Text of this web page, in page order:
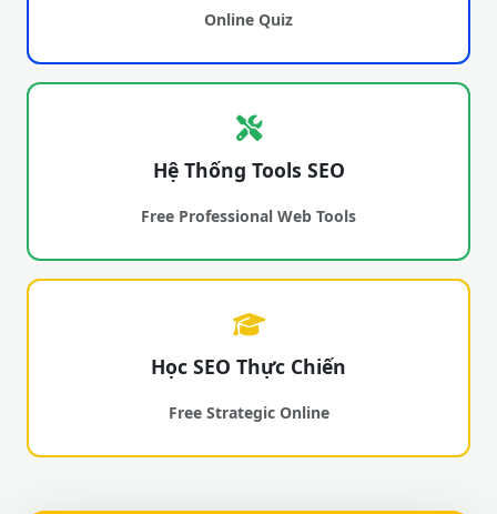
Online Quiz
Hệ Thống Tools SEO
Free Professional Web Tools
Học SEO Thực Chiến
Free Strategic Online